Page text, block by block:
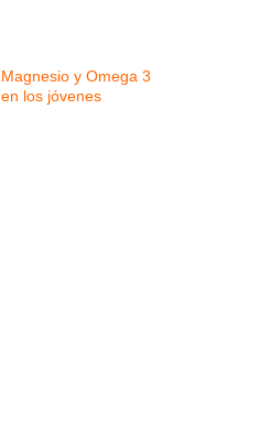
Magnesio y Omega 3
en los jóvenes